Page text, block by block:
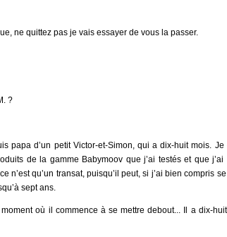
ne quittez pas je vais essayer de vous la passer.
?
papa d’un petit Victor-et-Simon, qui a dix-huit mois.
de la gamme Babymoov que j’ai testés et que j’ai
n’est qu’un transat, puisqu’il peut, si j’ai bien compris
sept ans.
où il commence à se mettre debout... Il a dix-